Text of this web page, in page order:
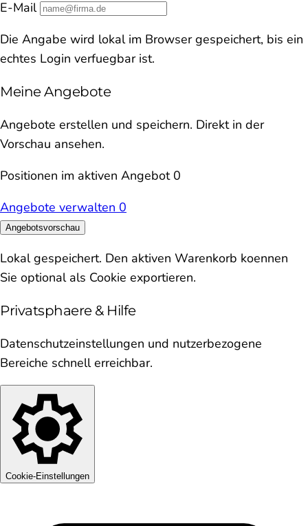
E-Mail
Die Angabe wird lokal im Browser gespeichert, bis ein
echtes Login verfuegbar ist.
Meine Angebote
Angebote erstellen und speichern. Direkt in der
Vorschau ansehen.
Positionen im aktiven Angebot 0
Angebote verwalten 0
Angebotsvorschau
Lokal gespeichert. Den aktiven Warenkorb koennen
Sie optional als Cookie exportieren.
Privatsphaere & Hilfe
Datenschutzeinstellungen und nutzerbezogene
Bereiche schnell erreichbar.
Cookie-Einstellungen